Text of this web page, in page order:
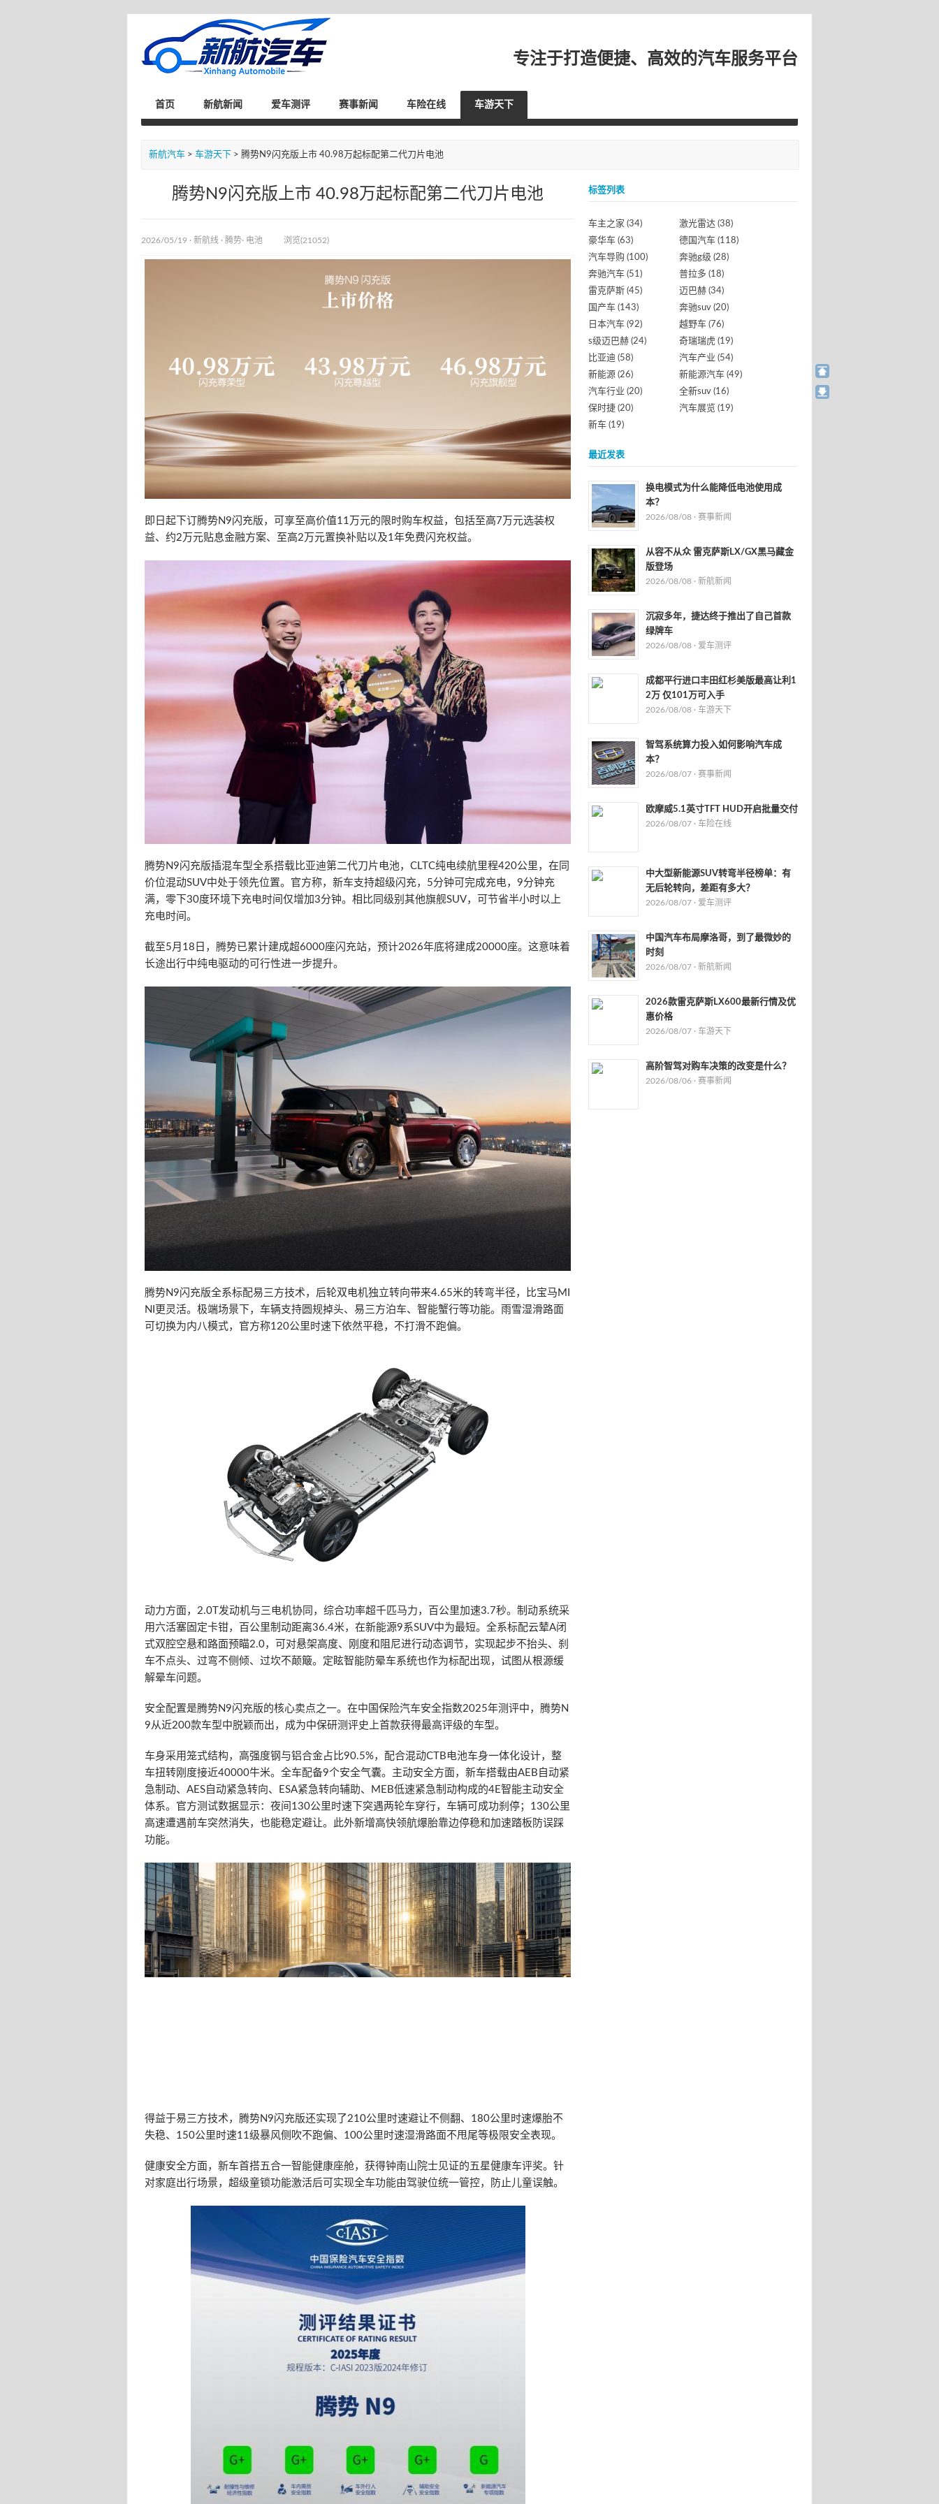
专注于打造便捷、高效的汽车服务平台
首页 新航新闻 爱车测评 赛事新闻 车险在线 车游天下
新航汽车 > 车游天下 > 腾势N9闪充版上市 40.98万起标配第二代刀片电池
腾势N9闪充版上市 40.98万起标配第二代刀片电池
2026/05/19 · 新航线 · 腾势· 电池 浏览(21052)
即日起下订腾势N9闪充版，可享至高价值11万元的限时购车权益，包括至高7万元选装权
益、约2万元贴息金融方案、至高2万元置换补贴以及1年免费闪充权益。
腾势N9闪充版插混车型全系搭载比亚迪第二代刀片电池，CLTC纯电续航里程420公里，在同
价位混动SUV中处于领先位置。官方称，新车支持超级闪充，5分钟可完成充电，9分钟充
满，零下30度环境下充电时间仅增加3分钟。相比同级别其他旗舰SUV，可节省半小时以上
充电时间。
截至5月18日，腾势已累计建成超6000座闪充站，预计2026年底将建成20000座。这意味着
长途出行中纯电驱动的可行性进一步提升。
腾势N9闪充版全系标配易三方技术，后轮双电机独立转向带来4.65米的转弯半径，比宝马MI
NI更灵活。极端场景下，车辆支持圆规掉头、易三方泊车、智能蟹行等功能。雨雪湿滑路面
可切换为内八模式，官方称120公里时速下依然平稳，不打滑不跑偏。
动力方面，2.0T发动机与三电机协同，综合功率超千匹马力，百公里加速3.7秒。制动系统采
用六活塞固定卡钳，百公里制动距离36.4米，在新能源9系SUV中为最短。全系标配云辇A闭
式双腔空悬和路面预瞄2.0，可对悬架高度、刚度和阻尼进行动态调节，实现起步不抬头、刹
车不点头、过弯不侧倾、过坎不颠簸。定眩智能防晕车系统也作为标配出现，试图从根源缓
解晕车问题。
安全配置是腾势N9闪充版的核心卖点之一。在中国保险汽车安全指数2025年测评中，腾势N
9从近200款车型中脱颖而出，成为中保研测评史上首款获得最高评级的车型。
车身采用笼式结构，高强度钢与铝合金占比90.5%，配合混动CTB电池车身一体化设计，整
车扭转刚度接近40000牛米。全车配备9个安全气囊。主动安全方面，新车搭载由AEB自动紧
急制动、AES自动紧急转向、ESA紧急转向辅助、MEB低速紧急制动构成的4E智能主动安全
体系。官方测试数据显示：夜间130公里时速下突遇两轮车穿行，车辆可成功刹停；130公里
高速遭遇前车突然消失，也能稳定避让。此外新增高快领航爆胎靠边停稳和加速踏板防误踩
功能。
得益于易三方技术，腾势N9闪充版还实现了210公里时速避让不侧翻、180公里时速爆胎不
失稳、150公里时速11级暴风侧吹不跑偏、100公里时速湿滑路面不甩尾等极限安全表现。
健康安全方面，新车首搭五合一智能健康座舱，获得钟南山院士见证的五星健康车评奖。针
对家庭出行场景，超级童锁功能激活后可实现全车功能由驾驶位统一管控，防止儿童误触。
标签列表
车主之家 (34) 激光雷达 (38)
豪华车 (63) 德国汽车 (118)
汽车导购 (100) 奔驰g级 (28)
奔驰汽车 (51) 普拉多 (18)
雷克萨斯 (45) 迈巴赫 (34)
国产车 (143) 奔驰suv (20)
日本汽车 (92) 越野车 (76)
s级迈巴赫 (24) 奇瑞瑞虎 (19)
比亚迪 (58) 汽车产业 (54)
新能源 (26) 新能源汽车 (49)
汽车行业 (20) 全新suv (16)
保时捷 (20) 汽车展览 (19)
新车 (19)
最近发表
换电模式为什么能降低电池使用成
本？
2026/08/08 · 赛事新闻
从容不从众 雷克萨斯LX/GX黑马藏金
版登场
2026/08/08 · 新航新闻
沉寂多年，捷达终于推出了自己首款
绿牌车
2026/08/08 · 爱车测评
成都平行进口丰田红杉美版最高让利1
2万 仅101万可入手
2026/08/08 · 车游天下
智驾系统算力投入如何影响汽车成
本？
2026/08/07 · 赛事新闻
欧摩威5.1英寸TFT HUD开启批量交付
2026/08/07 · 车险在线
中大型新能源SUV转弯半径榜单：有
无后轮转向，差距有多大？
2026/08/07 · 爱车测评
中国汽车布局摩洛哥，到了最微妙的
时刻
2026/08/07 · 新航新闻
2026款雷克萨斯LX600最新行情及优
惠价格
2026/08/07 · 车游天下
高阶智驾对购车决策的改变是什么？
2026/08/06 · 赛事新闻